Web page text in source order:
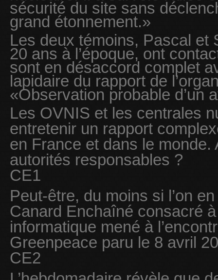
sécurité du site sans
grand étonnement.»
Les deux témoins, Pascal et
20 ans à l’époque, ont
sont en désaccord complet
lapidaire du rapport de
«Observation probable d’un
Les OVNIS et les centrales
entretenir un rapport
en France et dans le monde.
autorités responsables ?
CE1
Peut-être, du moins si l’on
Canard Enchaîné consacré
informatique mené à
Greenpeace paru le 8 avril
CE2